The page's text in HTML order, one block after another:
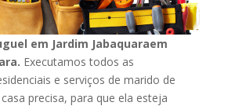
em Jardim Jabaquaraem
Executamos todos as
e serviços de marido de
precisa, para que ela esteja